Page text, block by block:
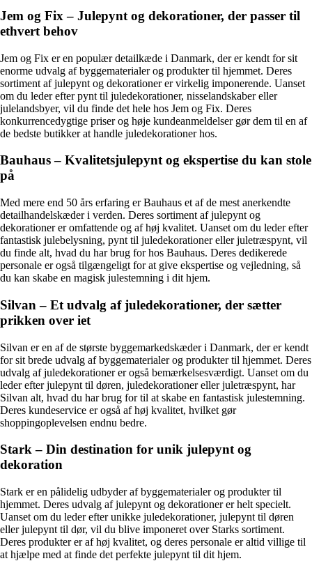
Jem og Fix – Julepynt og dekorationer, der passer til
ethvert behov
Jem og Fix er en populær detailkæde i Danmark, der er kendt for sit
enorme udvalg af byggematerialer og produkter til hjemmet. Deres
sortiment af julepynt og dekorationer er virkelig imponerende. Uanset
om du leder efter pynt til juledekorationer, nisselandskaber eller
julelandsbyer, vil du finde det hele hos Jem og Fix. Deres
konkurrencedygtige priser og høje kundeanmeldelser gør dem til en af
de bedste butikker at handle juledekorationer hos.
Bauhaus – Kvalitetsjulepynt og ekspertise du kan stole
på
Med mere end 50 års erfaring er Bauhaus et af de mest anerkendte
detailhandelskæder i verden. Deres sortiment af julepynt og
dekorationer er omfattende og af høj kvalitet. Uanset om du leder efter
fantastisk julebelysning, pynt til juledekorationer eller juletræspynt, vil
du finde alt, hvad du har brug for hos Bauhaus. Deres dedikerede
personale er også tilgængeligt for at give ekspertise og vejledning, så
du kan skabe en magisk julestemning i dit hjem.
Silvan – Et udvalg af juledekorationer, der sætter
prikken over iet
Silvan er en af de største byggemarkedskæder i Danmark, der er kendt
for sit brede udvalg af byggematerialer og produkter til hjemmet. Deres
udvalg af juledekorationer er også bemærkelsesværdigt. Uanset om du
leder efter julepynt til døren, juledekorationer eller juletræspynt, har
Silvan alt, hvad du har brug for til at skabe en fantastisk julestemning.
Deres kundeservice er også af høj kvalitet, hvilket gør
shoppingoplevelsen endnu bedre.
Stark – Din destination for unik julepynt og
dekoration
Stark er en pålidelig udbyder af byggematerialer og produkter til
hjemmet. Deres udvalg af julepynt og dekorationer er helt specielt.
Uanset om du leder efter unikke juledekorationer, julepynt til døren
eller julepynt til dør, vil du blive imponeret over Starks sortiment.
Deres produkter er af høj kvalitet, og deres personale er altid villige til
at hjælpe med at finde det perfekte julepynt til dit hjem.